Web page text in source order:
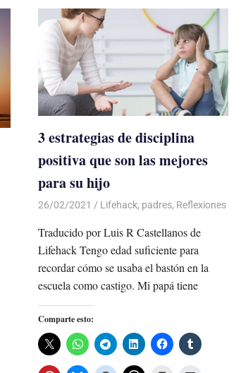
3 estrategias de disciplina
positiva que son las mejores
para su hijo
26/02/2021 De todo un Poco
Lifehack, padres, Reflexiones
Traducido por Luis R Castellanos de
Lifehack Tengo edad suficiente para
recordar cómo se usaba el bastón en la
escuela como castigo. Mi papá tiene
Comparte esto: